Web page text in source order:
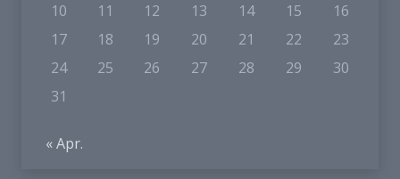
10
11 12 13 14 15
16
17
18 19 20 21 22
23
24
25 26 27 28 29
30
31
« Apr.